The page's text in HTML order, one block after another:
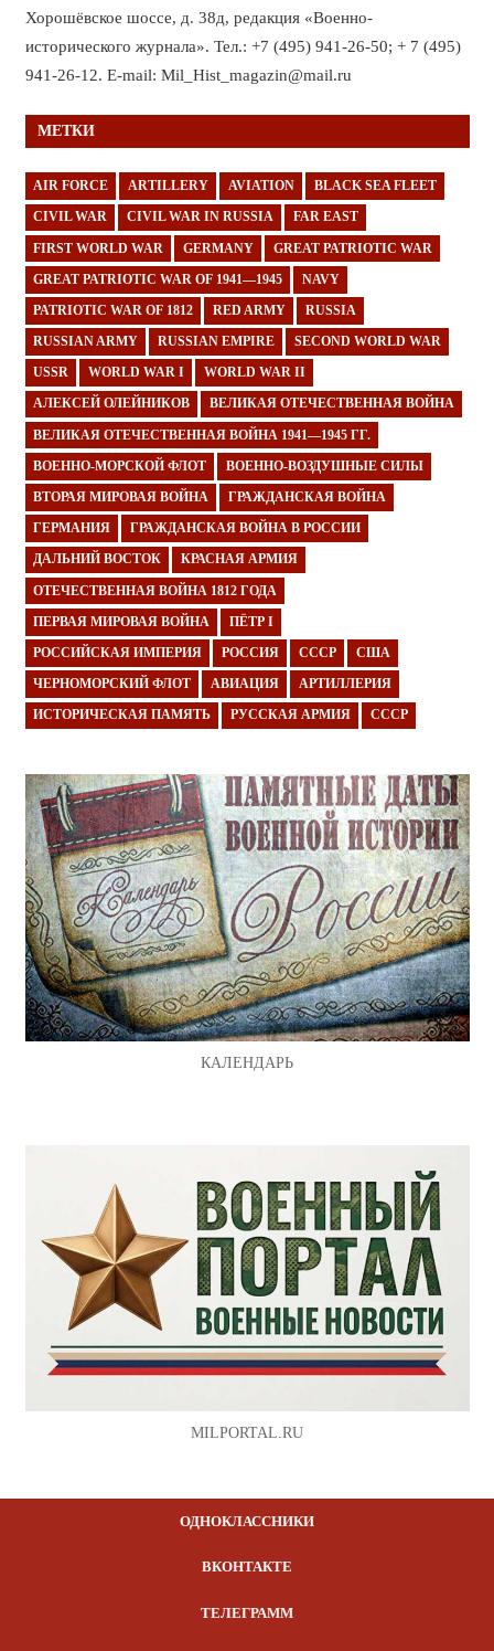
Хорошёвское шоссе, д. 38д, редакция «Военно-
исторического журнала». Тел.: +7 (495) 941-26-50; + 7 (495)
941-26-12. E-mail: Mil_Hist_magazin@mail.ru
МЕТКИ
AIR FORCE ARTILLERY AVIATION BLACK SEA FLEET
CIVIL WAR CIVIL WAR IN RUSSIA FAR EAST
FIRST WORLD WAR GERMANY GREAT PATRIOTIC WAR
GREAT PATRIOTIC WAR OF 1941—1945 NAVY
PATRIOTIC WAR OF 1812 RED ARMY RUSSIA
RUSSIAN ARMY RUSSIAN EMPIRE SECOND WORLD WAR
USSR WORLD WAR I WORLD WAR II
АЛЕКСЕЙ ОЛЕЙНИКОВ ВЕЛИКАЯ ОТЕЧЕСТВЕННАЯ ВОЙНА
ВЕЛИКАЯ ОТЕЧЕСТВЕННАЯ ВОЙНА 1941—1945 ГГ.
ВОЕННО-МОРСКОЙ ФЛОТ ВОЕННО-ВОЗДУШНЫЕ СИЛЫ
ВТОРАЯ МИРОВАЯ ВОЙНА ГРАЖДАНСКАЯ ВОЙНА
ГЕРМАНИЯ ГРАЖДАНСКАЯ ВОЙНА В РОССИИ
ДАЛЬНИЙ ВОСТОК КРАСНАЯ АРМИЯ
ОТЕЧЕСТВЕННАЯ ВОЙНА 1812 ГОДА
ПЕРВАЯ МИРОВАЯ ВОЙНА ПЁТР I
РОССИЙСКАЯ ИМПЕРИЯ РОССИЯ СССР США
ЧЕРНОМОРСКИЙ ФЛОТ АВИАЦИЯ АРТИЛЛЕРИЯ
ИСТОРИЧЕСКАЯ ПАМЯТЬ РУССКАЯ АРМИЯ СССР
КАЛЕНДАРЬ
MILPORTAL.RU
ОДНОКЛАССНИКИ
ВКОНТАКТЕ
ТЕЛЕГРАММ